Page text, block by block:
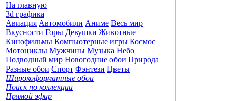
На главную
3d графика
Авиация Автомобили Аниме Весь мир
Вкусности Горы Девушки Животные
Кинофильмы Компьютерные игры Космос
Мотоциклы Мужчины Музыка Небо
Подводный мир Новогодние обои Природа
Разные обои Спорт Фэнтези Цветы
Широкоформатные обои
Поиск по коллекции
Прямой эфир